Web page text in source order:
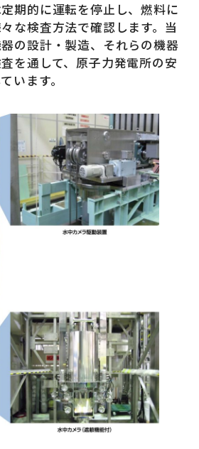
期的に運転を停止し、燃料に
な検査方法で確認します。当
の設計・製造、それらの機器
を通して、原子力発電所の安
います。